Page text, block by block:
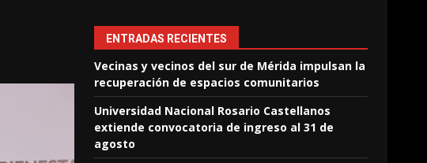
ENTRADAS RECIENTES
Vecinas y vecinos del sur de Mérida impulsan la
recuperación de espacios comunitarios
Universidad Nacional Rosario Castellanos
extiende convocatoria de ingreso al 31 de
agosto